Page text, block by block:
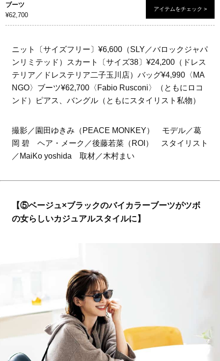
ブーツ
¥62,700
アイテムをチェック >
ニット〔サイズフリー〕¥6,600（SLY／バロックジャパ
ンリミテッド）スカート〔サイズ38〕¥24,200（ドレス
テリア／ドレステリア二子玉川店）バッグ¥4,990〈MA
NGO〉ブーツ¥62,700〈Fabio Rusconi〉（ともにロコ
ンド）ピアス、バングル（ともにスタイリスト私物）
撮影／園田ゆきみ（PEACE MONKEY） モデル／葛
岡 碧 ヘア・メーク／後藤若菜（ROI） スタイリスト
／MaiKo yoshida 取材／木村まい
【⑤ベージュ×ブラックのバイカラーブーツがツボ
の女らしいカジュアルスタイルに】